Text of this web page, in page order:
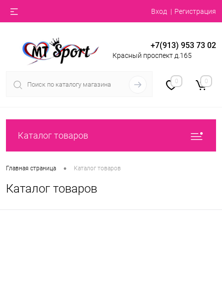
Вход Регистрация
+7(913) 953 73 02
Красный проспект д.165
0 0
Каталог товаров
Главная страница • Каталог товаров
Каталог товаров